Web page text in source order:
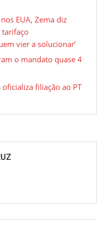
EUA, Zema diz
tarifaço
vier a solucionar’
o mandato quase 4
filiação ao PT